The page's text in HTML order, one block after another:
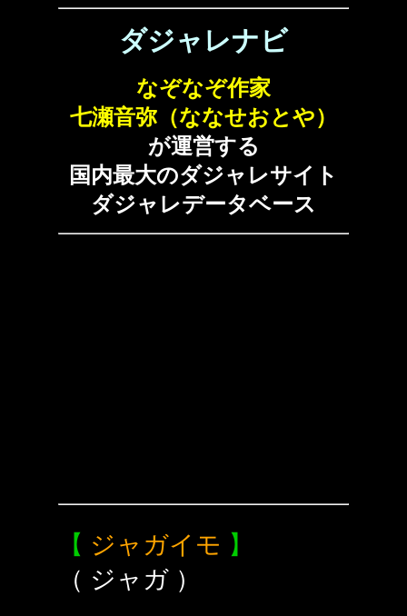
ダジャレナビ
なぞなぞ作家
七瀬音弥（ななせおとや）
が運営する
国内最大のダジャレサイト
ダジャレデータベース
【 ジャガイモ 】
（ ジャガ ）